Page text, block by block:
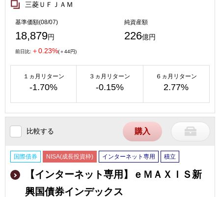
三菱ＵＦＪＡＭ
基準価額(08/07)
18,879円
純資産額
226億円
前日比: ＋0.23%(＋44円)
１ヵ月リターン
-1.70%
３ヵ月リターン
-0.15%
６ヵ月リターン
2.77%
比較する 購入
国際債券 NISA(成長投資枠) インターネット専用 積立
【インターネット専用】ｅＭＡＸＩＳ新
興国債券インデックス